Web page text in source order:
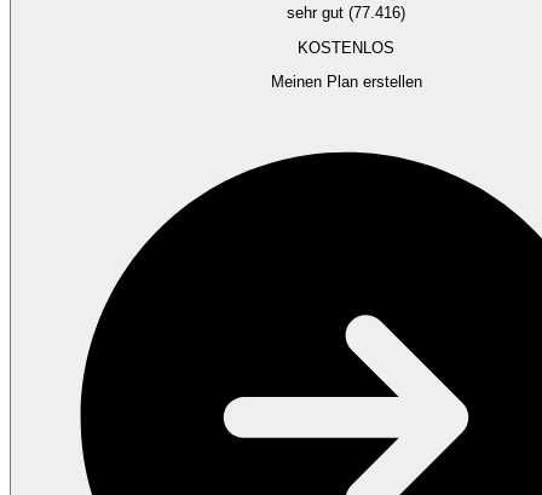
sehr gut (77.416)
KOSTENLOS
Meinen Plan erstellen